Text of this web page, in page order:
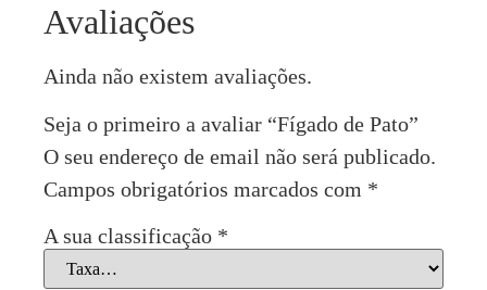
Avaliações
Ainda não existem avaliações.
Seja o primeiro a avaliar “Fígado de Pato”
O seu endereço de email não será publicado.
Campos obrigatórios marcados com *
A sua classificação *